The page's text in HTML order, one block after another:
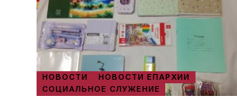
НОВОСТИ
НОВОСТИ ЕПАРХИИ
СОЦИАЛЬНОЕ СЛУЖЕНИЕ